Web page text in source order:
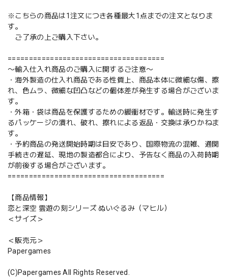
※こちらの商品は1注文につき各種最大1点までの注文となりま
す。
ご了承の上ご購入下さい。
=====================================
〜輸入仕入れ商品のご購入に関するご注意〜
・海外製造の仕入れ商品である性質上、商品本体に微細な傷、擦
れ、色ムラ、微細な凹凸などの個体差が発生する場合がございま
す。
・外箱・袋は商品を保護するための緩衝材です。輸送時に発生す
るパッケージの潰れ、破れ、擦れによる返品・交換は承りかねま
す。
・予約商品の発送開始時期は目安であり、国際物流の混雑、通関
手続きの遅延、現地の製造都合により、予告なく商品の入荷時期
が前後する場合がございます。
=====================================
【商品情報】
恋と深空 雲遊の刻シリーズ ぬいぐるみ（マヒル）
＜サイズ＞
＜販売元＞
Papergames
(C)Papergames All Rights Reserved.